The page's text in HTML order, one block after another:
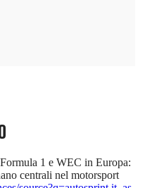
1 e WEC in Europa:
centrali nel motorsport